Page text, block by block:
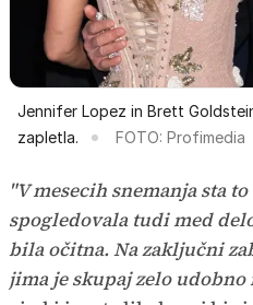
Jennifer Lopez in Brett
zapletla.
FOTO: Profimedia
"V mesecih snemanja sta
spogledovala tudi med
bila očitna. Na zaključni
jima je skupaj zelo udobno